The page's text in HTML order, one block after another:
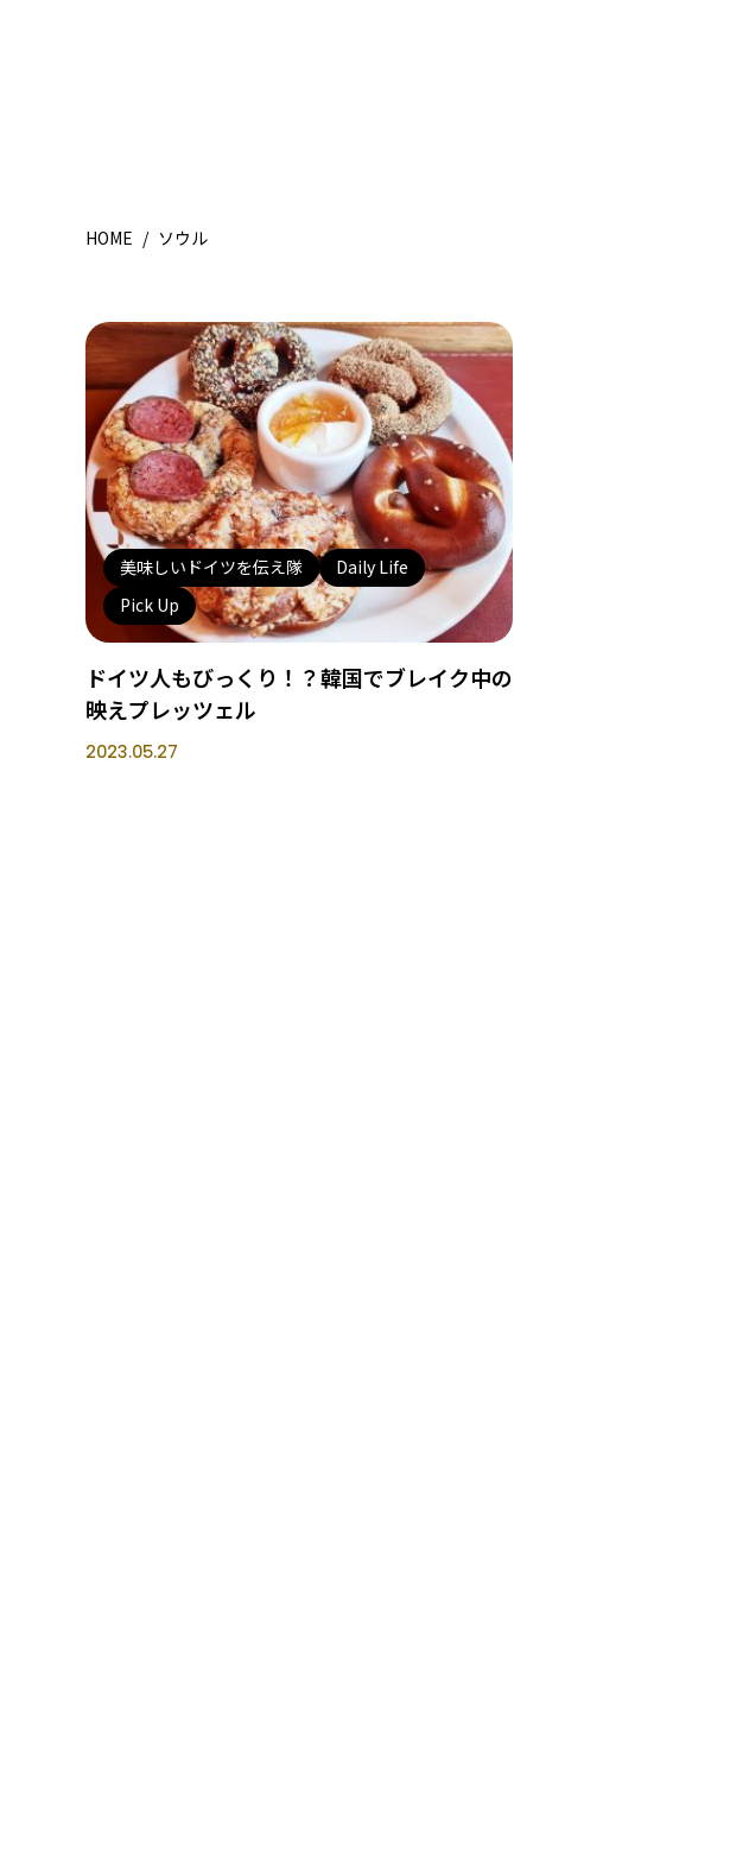
HOME / ソウル
美味しいドイツを伝え隊
Daily Life
Pick Up
ドイツ人もびっくり！？韓国でブレイク中の
映えプレッツェル
2023.05.27